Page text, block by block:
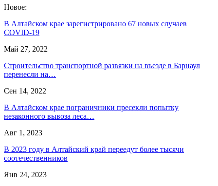
Новое:
В Алтайском крае зарегистрировано 67 новых случаев
COVID-19
Май 27, 2022
Строительство транспортной развязки на въезде в Барнаул
перенесли на…
Сен 14, 2022
В Алтайском крае пограничники пресекли попытку
незаконного вывоза леса…
Авг 1, 2023
В 2023 году в Алтайский край переедут более тысячи
соотечественников
Янв 24, 2023